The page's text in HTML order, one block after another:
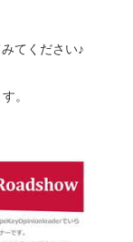
てください♪
。